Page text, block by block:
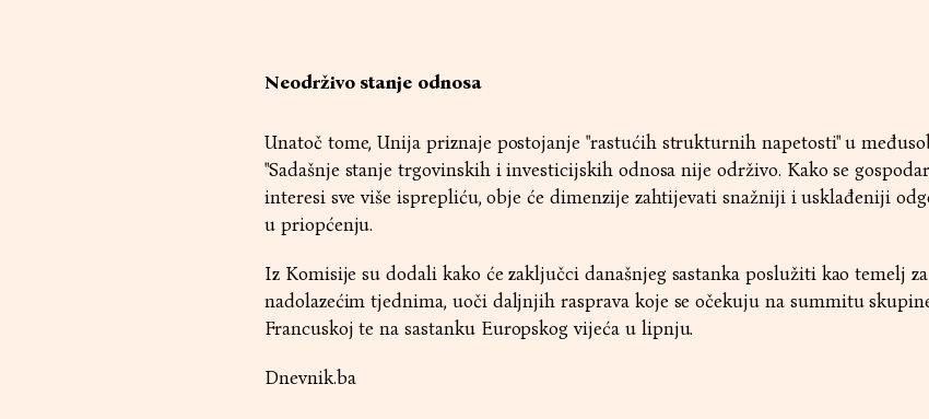
Neodrživo stanje odnosa
Unatoč tome, Unija priznaje postojanje "rastućih strukturnih napetosti" u
"Sadašnje stanje trgovinskih i investicijskih odnosa nije održivo. Kako se
interesi sve više isprepliću, obje će dimenzije zahtijevati snažniji i usklađeniji
u priopćenju.
Iz Komisije su dodali kako će zaključci današnjeg sastanka poslužiti kao temelj
nadolazećim tjednima, uoči daljnjih rasprava koje se očekuju na summitu
Francuskoj te na sastanku Europskog vijeća u lipnju.
Dnevnik.ba